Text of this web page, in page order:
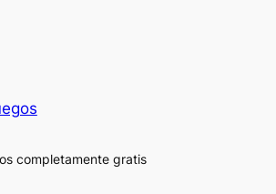
completamente gratis